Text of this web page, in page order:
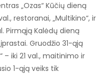
„Ozas“ Kūčių dieną
restoranai, „Multikino“, ir
Pirmąją Kalėdų dieną
Gruodžio 31-ąją
– iki 21 val., maitinimo ir
1-ąją veiks tik